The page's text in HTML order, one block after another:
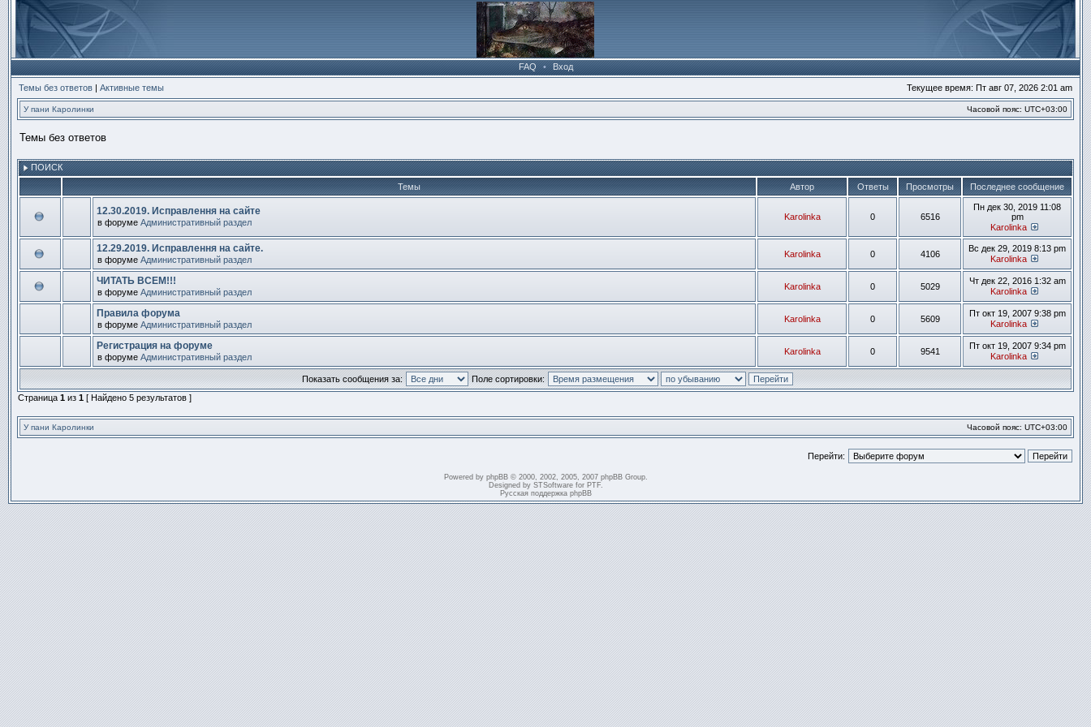
FAQ • Вход
Темы без ответов | Активные темы Текущее время: Пт авг 07, 2026 2:01 am
У пани Каролинки Часовой пояс: UTC+03:00
Темы без ответов
ПОИСК
Темы
Автор Ответы Просмотры Последнее сообщение
этой
непрочитанных
12.30.2019. Исправлення на сайте
в форуме Административный раздел
Karolinka 0 6516
Пн дек 30, 2019 11:08
pm
Karolinka
Перейти
к
этой
новых
непрочитанных
12.29.2019. Исправлення на сайте.
в форуме Административный раздел
Karolinka 0 4106
Вс дек 29, 2019 8:13 pm
Karolinka
Перейти
к
этой
новых
непрочитанных
ЧИТАТЬ ВСЕМ!!!
в форуме Административный раздел
Karolinka 0 5029
Чт дек 22, 2016 1:32 am
Karolinka
Перейти
к
этой
новых
Правила форума
в форуме Административный раздел
Karolinka 0 5609
Пт окт 19, 2007 9:38 pm
Karolinka
Перейти
к
этой
нет
новых
сообщений.
Регистрация на форуме
в форуме Административный раздел
Karolinka 0 9541
Пт окт 19, 2007 9:34 pm
Karolinka
Перейти
сообщению
Показать сообщения за:
Поле сортировки:
Страница 1 из 1 [ Найдено 5 результатов ]
У пани Каролинки Часовой пояс: UTC+03:00
Перейти:
Powered by phpBB© 2000, 2002, 2005, 2007 phpBB Group.
Designed by STSoftwarefor PTF.
Русская поддержка phpBB